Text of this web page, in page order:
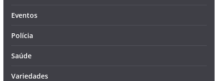
Eventos
Polícia
Saúde
Variedades